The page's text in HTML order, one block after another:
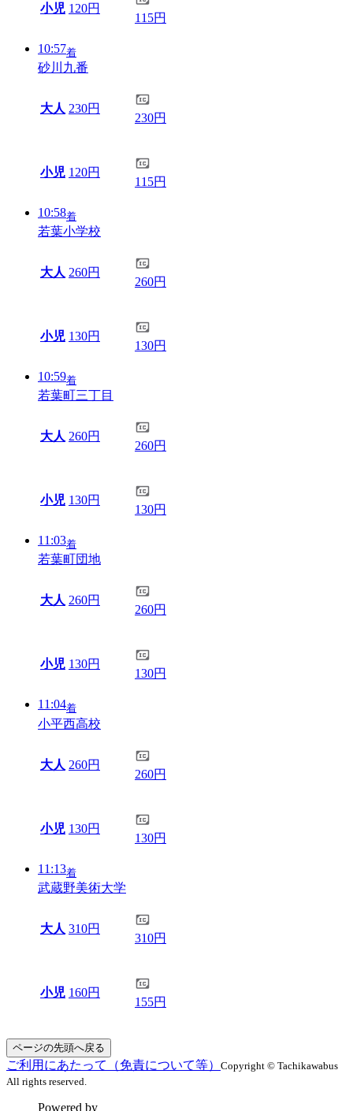
小児 120円
115円
10:57着
砂川九番
大人 230円
230円
小児 120円
115円
10:58着
若葉小学校
大人 260円
260円
小児 130円
130円
10:59着
若葉町三丁目
大人 260円
260円
小児 130円
130円
11:03着
若葉町団地
大人 260円
260円
小児 130円
130円
11:04着
小平西高校
大人 260円
260円
小児 130円
130円
11:13着
武蔵野美術大学
大人 310円
310円
小児 160円
155円
ページの先頭へ戻る
ご利用にあたって（免責について等） Copyright © Tachikawabus
All rights reserved.
Powered by